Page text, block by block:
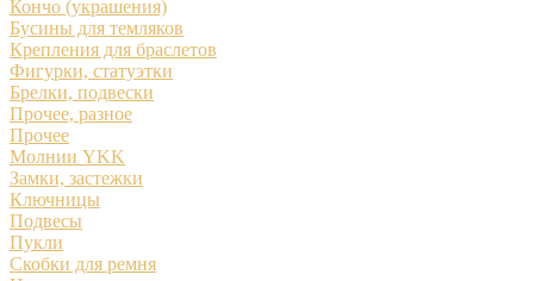
Кончо (украшения)
Бусины для темляков
Крепления для браслетов
Фигурки, статуэтки
Брелки, подвески
Прочее, разное
Прочее
Молнии YKK
Замки, застежки
Ключницы
Подвесы
Пукли
Скобки для ремня